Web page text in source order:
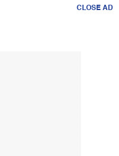
CLOSE AD